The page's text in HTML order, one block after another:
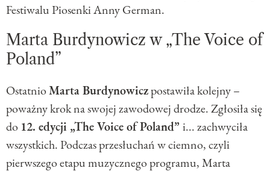
Festiwalu Piosenki Anny German.
Marta Burdynowicz w „The Voice of
Poland”
OstatnioMarta Burdynowiczpostawiła kolejny –
poważny krok na swojej zawodowej drodze. Zgłosiła się
do 12. edycji „The Voice of Poland” i... zachwyciła
wszystkich. Podczas przesłuchań w ciemno, czyli
pierwszego etapu muzycznego programu, Marta